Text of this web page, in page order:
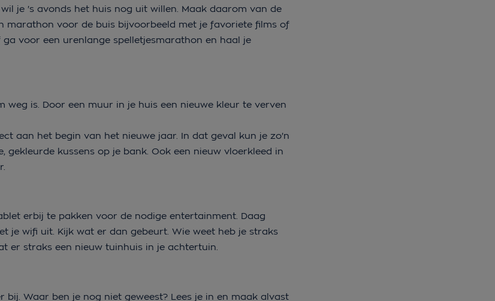
je 's avonds het huis nog uit willen. Maak daarom van de
marathon voor de buis bijvoorbeeld met je favoriete films of
voor een urenlange spelletjesmarathon en haal je
is. Door een muur in je huis een nieuwe kleur te verven
aan het begin van het nieuwe jaar. In dat geval kun je zo'n
kussens op je bank. Ook een nieuw vloerkleed in
erbij te pakken voor de nodige entertainment. Daag
je wifi uit. Kijk wat er dan gebeurt. Wie weet heb je straks
er straks een nieuw tuinhuis in je achtertuin.
Waar ben je nog niet geweest? Lees je in en maak alvast